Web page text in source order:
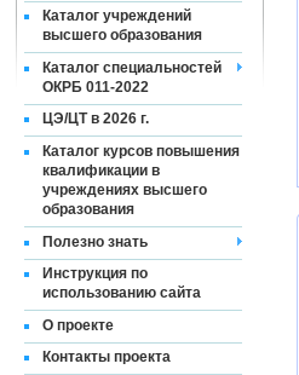
Каталог учреждений
высшего образования
Каталог специальностей
ОКРБ 011-2022
ЦЭ/ЦТ в 2026 г.
Каталог курсов повышения
квалификации в
учреждениях высшего
образования
Полезно знать
Инструкция по
использованию сайта
О проекте
Контакты проекта